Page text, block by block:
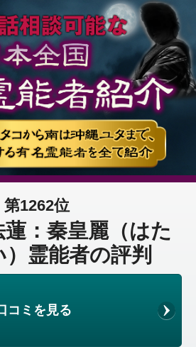
第1262位
：秦皇麗（はた
霊能者の評判
コミを見る